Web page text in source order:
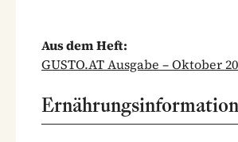
Aus dem Heft:
GUSTO.AT Ausgabe – Oktober